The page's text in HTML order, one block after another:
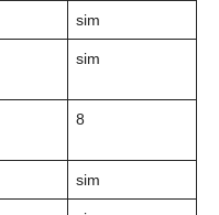
sim
sim
8
sim